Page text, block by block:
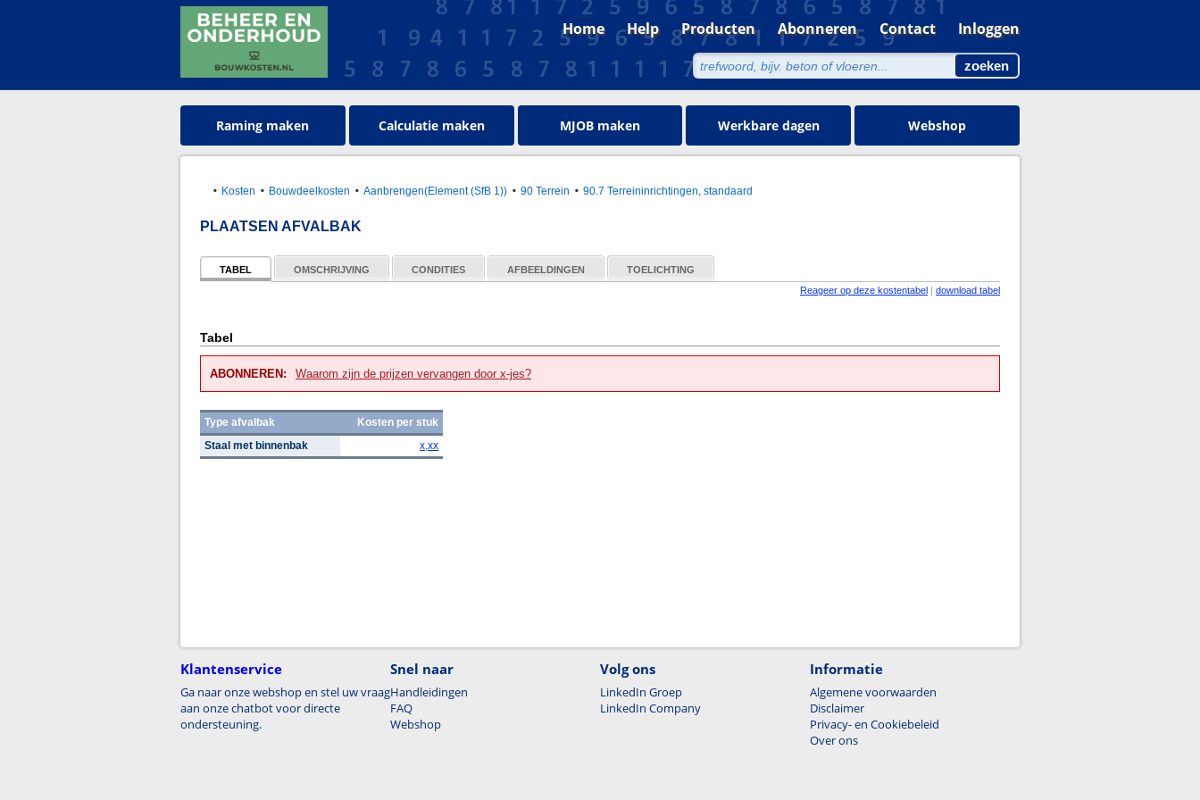
Home Help Producten Abonneren Contact Inloggen
Raming maken Calculatie maken MJOB maken Werkbare dagen Webshop
Kosten Bouwdeelkosten Aanbrengen(Element (SfB 1)) 90 Terrein 90.7 Terreininrichtingen, standaard
PLAATSEN AFVALBAK
TABEL OMSCHRIJVING CONDITIES AFBEELDINGEN
TOELICHTING
Reageer op deze kostentabel | download tabel
Tabel
ABONNEREN: Waarom zijn de prijzen vervangen door x-jes?
Type afvalbak
Kosten per stuk
Staal met binnenbak
x,xx
Klantenservice
Ga naar onze webshop en stel uw vraag
aan onze chatbot voor directe
ondersteuning.
Snel naar
Handleidingen
FAQ
Webshop
Volg ons
LinkedIn Groep
LinkedIn Company
Informatie
Algemene voorwaarden
Disclaimer
Privacy- en Cookiebeleid
Over ons